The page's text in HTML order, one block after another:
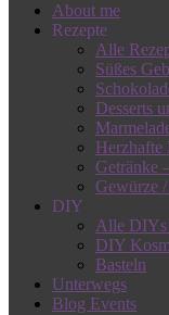
About me
Rezepte
Alle
Süßes
Desserts
Herzhafte
Getränke
Gewürze
DIY
Alle
DIY
Basteln
Unterwegs
Blog Events